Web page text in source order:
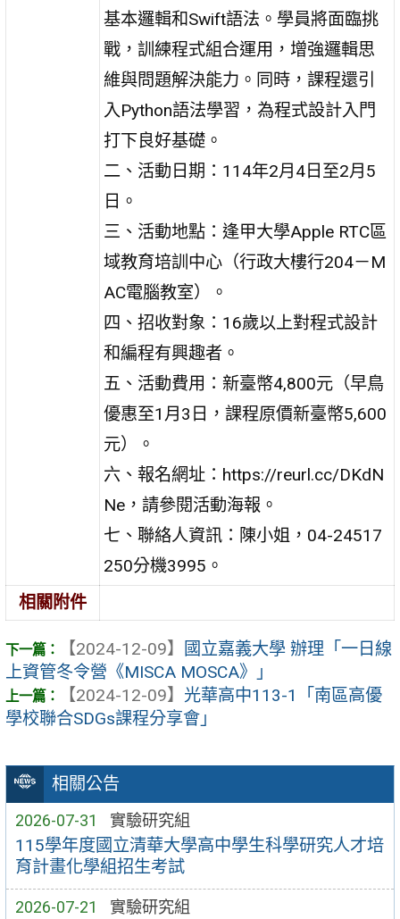
相關公告
2026-07-31 實驗研究組
115學年度國立清華大學高中學生科學研究人才培
育計畫化學組招生考試
2026-07-21 實驗研究組
基本邏輯和Swift語法。學員將面臨挑
戰，訓練程式組合運用，增強邏輯思
維與問題解決能力。同時，課程還引
入Python語法學習，為程式設計入門
打下良好基礎。
二、活動日期：114年2月4日至2月5
日。
三、活動地點：逢甲大學Apple RTC區
域教育培訓中心（行政大樓行204－M
AC電腦教室）。
四、招收對象：16歲以上對程式設計
和編程有興趣者。
五、活動費用：新臺幣4,800元（早鳥
優惠至1月3日，課程原價新臺幣5,600
元）。
六、報名網址：https://reurl.cc/DKdN
Ne，請參閱活動海報。
七、聯絡人資訊：陳小姐，04-24517
250分機3995。
相關附件
【2024-12-09】
國立嘉義大學 辦理「一日線
上資管冬令營《MISCA MOSCA》」
【2024-12-09】 光華高中113-1「南區高優
學校聯合SDGs課程分享會」